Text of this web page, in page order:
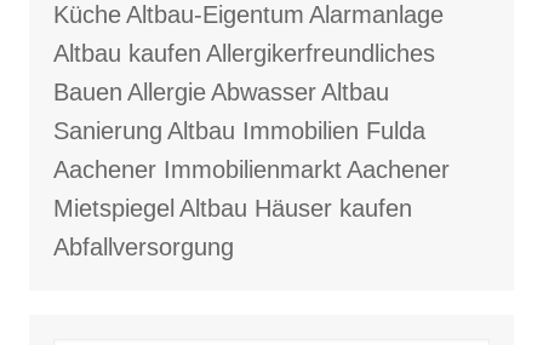
KücheAltbau-Eigentum Alarmanlage
Altbau kaufen Allergikerfreundliches
Bauen AllergieAbwasserAltbau
Sanierung Altbau Immobilien Fulda
Aachener ImmobilienmarktAachener
Mietspiegel Altbau Häuser kaufen
Abfallversorgung